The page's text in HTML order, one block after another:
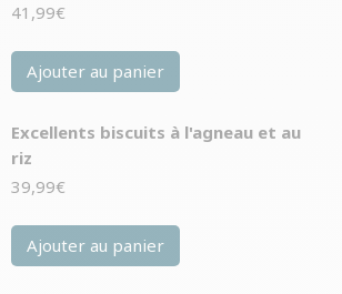
41,99€
Ajouter au panier
Excellents biscuits à l'agneau et au
riz
39,99€
Ajouter au panier